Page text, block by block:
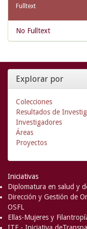
Fulltext
No Fulltext
Explorar por
Colecciones
Resultados de
Investigadores
Áreas
Proyectos
Iniciativas
Diplomatura en salud y
Dirección y Gestión de
OSFL
Ellas-Mujeres y